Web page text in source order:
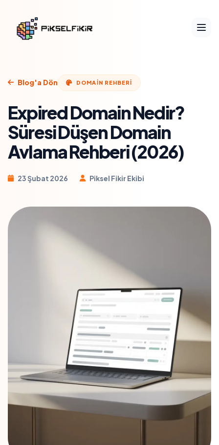
Blog'a Dön DOMAIN REHBERI
Expired Domain Nedir?
Süresi Düşen Domain
Avlama Rehberi (2026)
23 Şubat 2026 Piksel Fikir Ekibi